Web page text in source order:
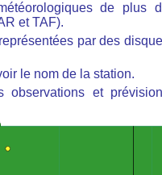
de plus
et TAF).
par des
le nom de la station.
et